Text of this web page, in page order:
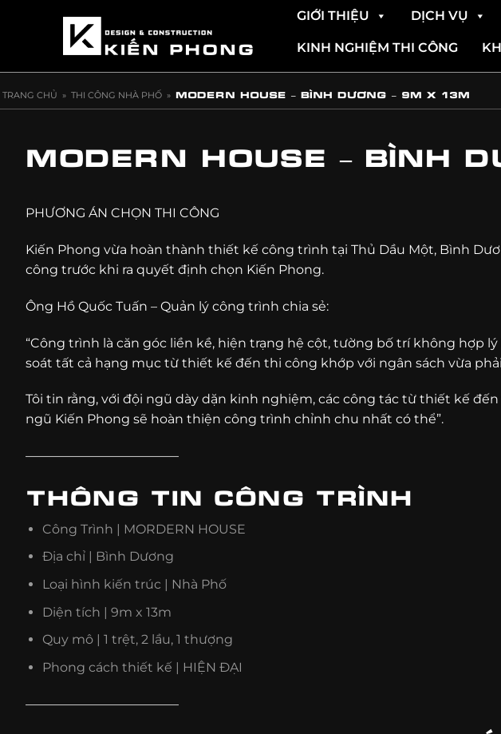
GIỚI THIỆU DỊCH VỤ
KINH NGHIỆM THI CÔNG
TRANG CHỦ » THI CÔNG NHÀ PHỐ » MODERN HOUSE – BÌNH DƯƠNG – 9M X 13M
MODERN HOUSE – BÌNH
PHƯƠNG ÁN CHỌN THI CÔNG
Kiến Phong vừa hoàn thành thiết kế công trình tại Thủ Dầu Một, Bình
công trước khi ra quyết định chọn Kiến Phong.
Ông Hồ Quốc Tuấn – Quản lý công trình chia sẻ:
“Công trình là căn góc liền kề, hiện trạng hệ cột, tường bố trí không hợp
soát tất cả hạng mục từ thiết kế đến thi công khớp với ngân sách vừa
Tôi tin rằng, với đội ngũ dày dặn kinh nghiệm, các công tác từ thiết kế
ngũ Kiến Phong sẽ hoàn thiện công trình chỉnh chu nhất có thể”.
————————————
THÔNG TIN CÔNG TRÌNH
Công Trình | MORDERN HOUSE
Địa chỉ | Bình Dương
Loại hình kiến trúc | Nhà Phố
Diện tích | 9m x 13m
Quy mô | 1 trệt, 2 lầu, 1 thượng
Phong cách thiết kế | HIỆN ĐẠI
————————————